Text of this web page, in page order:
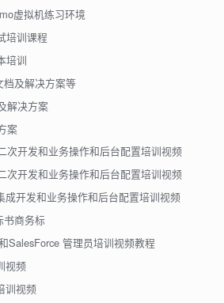
虚拟机练习环境
培训课程
培训
档及解决方案等
解决方案
案
次开发和业务操作和后台配置培训视频
次开发和业务操作和后台配置培训视频
成开发和业务操作和后台配置培训视频
书商务标
SalesForce 管理员培训视频教程
视频
训视频